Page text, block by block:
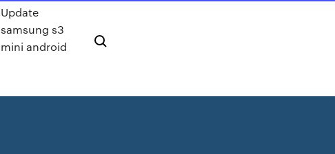
Update
samsung s3
mini android